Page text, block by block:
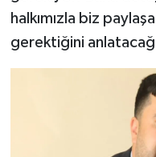
halkımızla biz
gerektiğini